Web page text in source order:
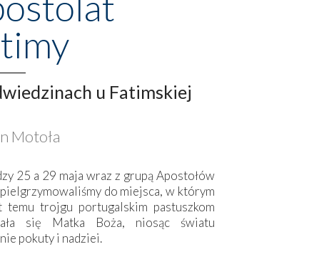
u Fatimskiej
Motoła
25 a 29 maja wraz z grupą Apostołów
do miejsca, w którym
temu trojgu portugalskim pastuszkom
się Matka Boża, niosąc światu
pokuty i nadziei.